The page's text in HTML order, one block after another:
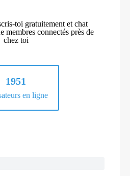
toi gratuitement et chat
membres connectés près de
chez toi
1951
en ligne